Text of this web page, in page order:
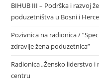
BIHUB III – Podrška i razvoj
poduzetništva u Bosni i
Pozivnica na radionica /
zdravlje žena poduzetnica”
Radionica „Žensko liderstvo i
centru